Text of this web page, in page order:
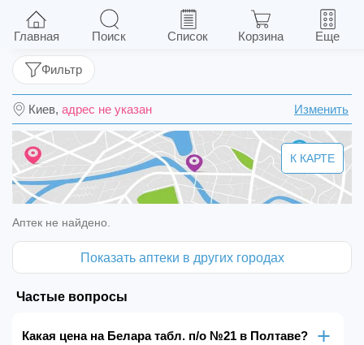
Белара табл. п/о №21
Киев, адрес не указан Изменить
Фильтр
К КАРТЕ
Аптек не найдено.
Показать аптеки в других городах
Частые вопросы
Какая цена на Белара табл. п/о №21 в Полтаве?
Главная Поиск Список Корзина Еще